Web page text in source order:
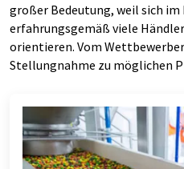
großer Bedeutung, weil sich
erfahrungsgemäß viele
orientieren. Vom
Stellungnahme zu möglichen